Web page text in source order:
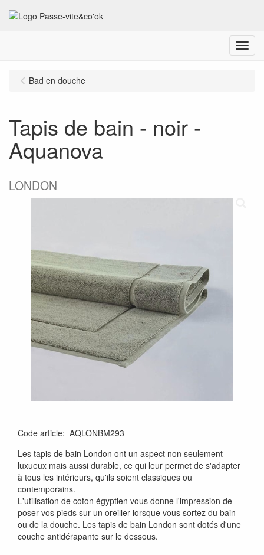
Menu
Bad en douche
Tapis de bain - noir -
Aquanova
LONDON
Code article: AQLONBM293
Les tapis de bain London ont un aspect non seulement
luxueux mais aussi durable, ce qui leur permet de s'adapter
à tous les intérieurs, qu'ils soient classiques ou
contemporains.
L'utilisation de coton égyptien vous donne l'impression de
poser vos pieds sur un oreiller lorsque vous sortez du bain
ou de la douche. Les tapis de bain London sont dotés d'une
couche antidérapante sur le dessous.